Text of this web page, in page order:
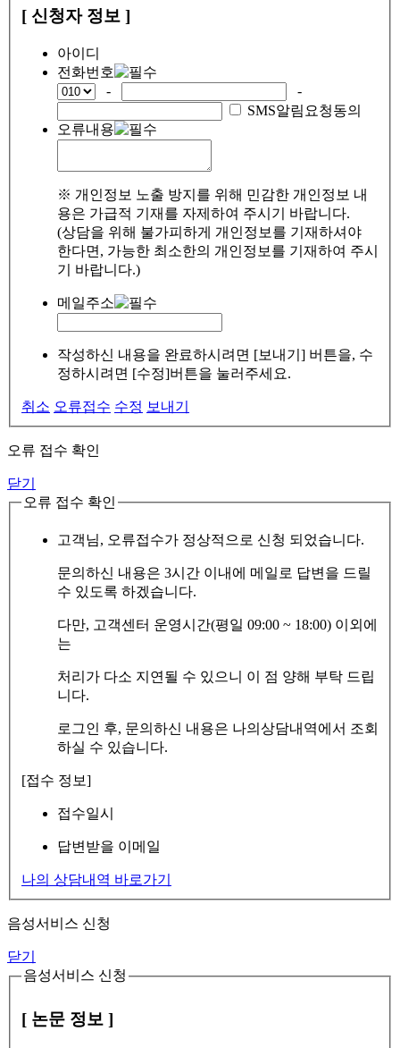
[ 신청자 정보 ]
아이디
전화번호
-
-
SMS알림요청동의
오류내용
※ 개인정보 노출 방지를 위해 민감한 개인정보 내
용은 가급적 기재를 자제하여 주시기 바랍니다.
(상담을 위해 불가피하게 개인정보를 기재하셔야
한다면, 가능한 최소한의 개인정보를 기재하여 주시
기 바랍니다.)
메일주소
작성하신 내용을 완료하시려면 [보내기] 버튼을, 수
정하시려면 [수정]버튼을 눌러주세요.
취소 오류접수 수정 보내기
오류 접수 확인
닫기
오류 접수 확인
고객님, 오류접수가 정상적으로 신청 되었습니다.
문의하신 내용은 3시간 이내에 메일로 답변을 드릴
수 있도록 하겠습니다.
다만, 고객센터 운영시간(평일 09:00 ~ 18:00) 이외에
는
처리가 다소 지연될 수 있으니 이 점 양해 부탁 드립
니다.
로그인 후, 문의하신 내용은 나의상담내역에서 조회
하실 수 있습니다.
[접수 정보]
접수일시
답변받을 이메일
나의 상담내역 바로가기
음성서비스 신청
닫기
음성서비스 신청
[ 논문 정보 ]